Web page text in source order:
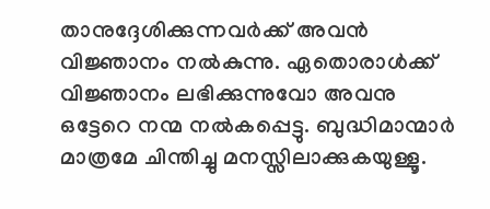
താനുദ്ദേശിക്കുന്നവര്‍ക്ക് അവന്‍
വിജ്ഞാനം നല്‍കുന്നു. ഏതൊരാള്‍ക്ക്
വിജ്ഞാനം ലഭിക്കുന്നുവോ അവനു
ഒട്ടേറെ നന്മ നല്‍കപ്പെട്ടു. ബുദ്ധിമാന്മാര്‍
മാത്രമേ ചിന്തിച്ചു മനസ്സിലാക്കുകയുള്ളൂ.